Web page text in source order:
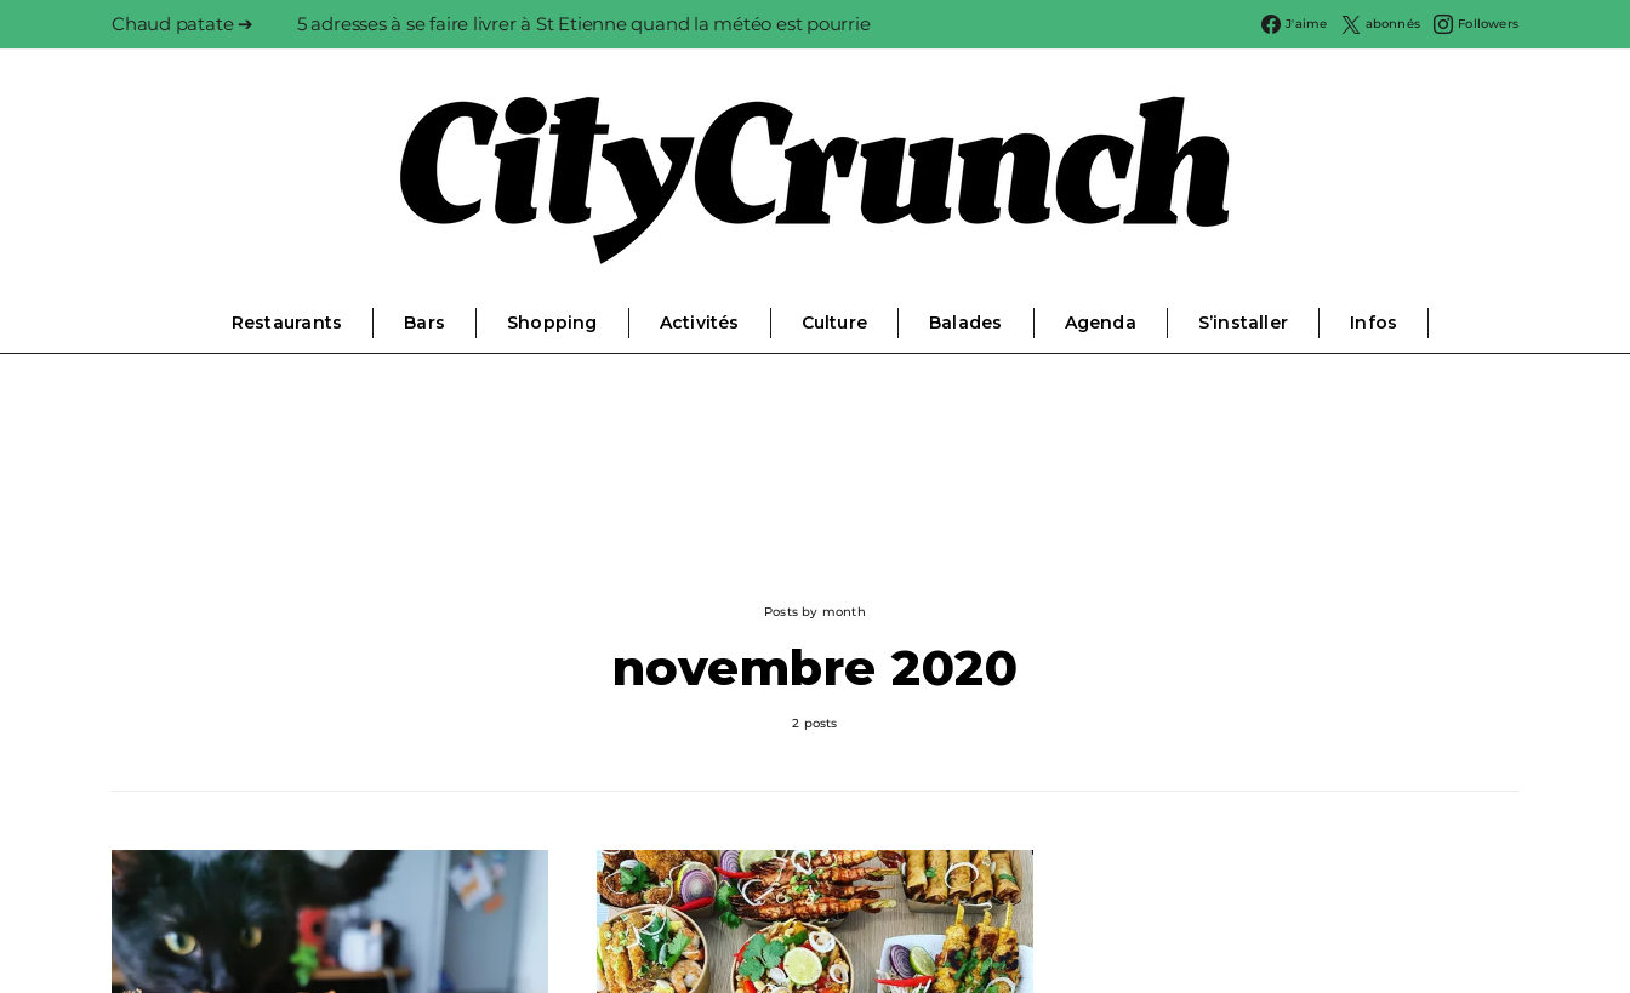
Chaud patate ➔ 5 adresses à se faire livrer à St Etienne quand la météo est pourrie J'aime abonnés Followers
Restaurants Bars Shopping Activités Culture Balades Agenda S’installer Infos
Posts by month
novembre 2020
2 posts